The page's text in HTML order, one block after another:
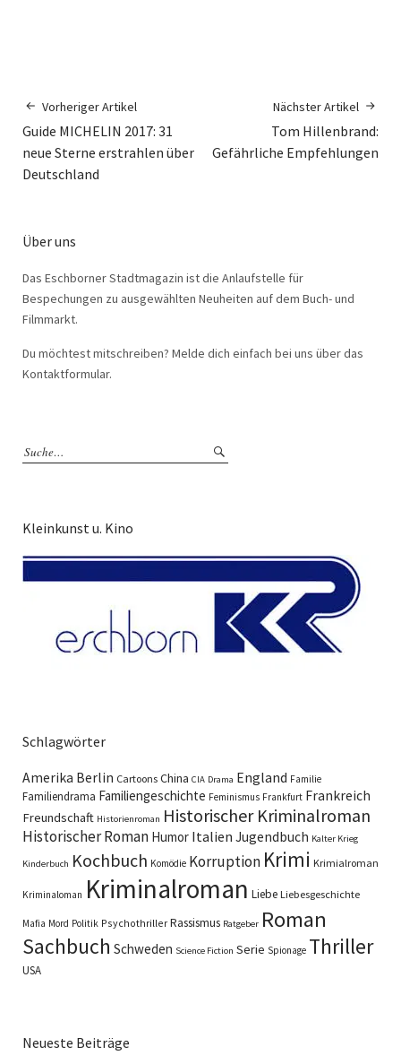
Vorheriger Artikel
Guide MICHELIN 2017: 31
neue Sterne erstrahlen über
Deutschland
Nächster Artikel
Tom Hillenbrand:
Gefährliche Empfehlungen
Über uns
Das Eschborner Stadtmagazin ist die Anlaufstelle für
Bespechungen zu ausgewählten Neuheiten auf dem Buch- und
Filmmarkt.
Du möchtest mitschreiben? Melde dich einfach bei uns über das
Kontaktformular.
Kleinkunst u. Kino
Schlagwörter
Amerika Berlin Cartoons China CIA Drama England Familie
Familiendrama Familiengeschichte Feminismus Frankfurt Frankreich
Freundschaft Historienroman Historischer Kriminalroman
Historischer Roman Humor Italien Jugendbuch Kalter Krieg
Kinderbuch Kochbuch Komödie Korruption Krimi Krimialroman
Kriminaloman Kriminalroman Liebe Liebesgeschichte
Mafia Mord Politik Psychothriller Rassismus Ratgeber Roman
Sachbuch Schweden Science Fiction Serie Spionage Thriller
USA
Neueste Beiträge